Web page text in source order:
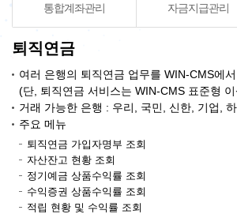
통합계좌관리 자금지급관리
퇴직연금
여러 은행의 퇴직연금 업무를 WIN-CMS에
(단, 퇴직연금 서비스는 WIN-CMS 표준형
거래 가능한 은행 : 우리, 국민, 신한, 기업,
주요 메뉴
퇴직연금 가입자명부 조회
자산잔고 현황 조회
정기예금 상품수익률 조회
수익증권 상품수익률 조회
적립 현황 및 수익률 조회